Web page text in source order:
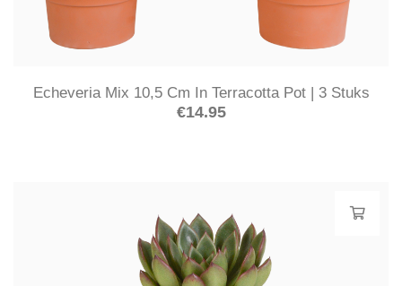
Echeveria Mix 10,5 Cm In Terracotta Pot | 3 Stuks
€14.95